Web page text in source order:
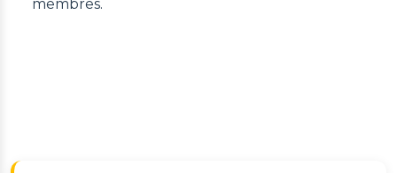
membres.